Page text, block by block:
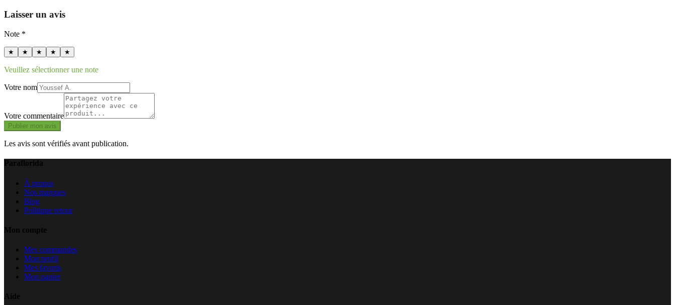
Laisser un avis
Note *
★ ★ ★ ★ ★
Veuillez sélectionner une note
Votre nom
Votre commentaire
Publier mon avis
Les avis sont vérifiés avant publication.
Paraflorida
À propos
Nos marques
Blog
Politique retour
Mon compte
Mes commandes
Mon profil
Mes favoris
Mon panier
Aide